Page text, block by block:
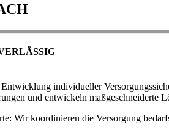
individueller
und entwickeln maßgeschneiderte
Wir koordinieren die Versorgung